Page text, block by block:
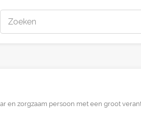
Zoeken
en zorgzaam persoon met een groot